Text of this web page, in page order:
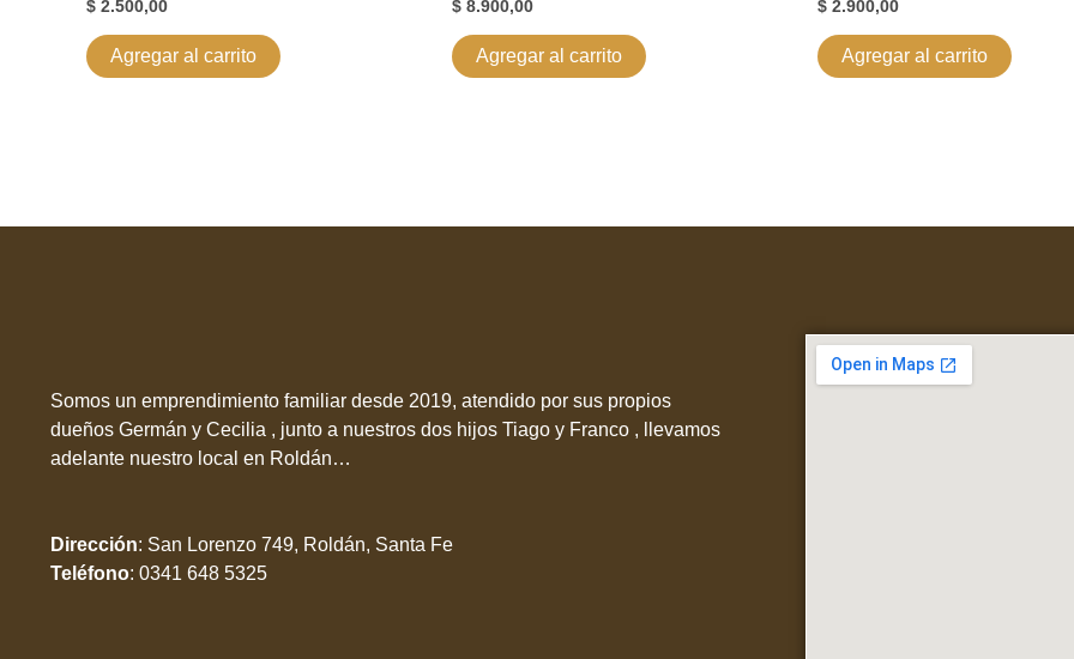
$ 2.500,00
Agregar al carrito
$ 8.900,00
Agregar al carrito
$ 2.900,00
Agregar al carrito
Somos un emprendimiento familiar desde 2019, atendido por sus propios
dueños Germán y Cecilia , junto a nuestros dos hijos Tiago y Franco , llevamos
adelante nuestro local en Roldán…
Dirección: San Lorenzo 749, Roldán, Santa Fe
Teléfono: 0341 648 5325